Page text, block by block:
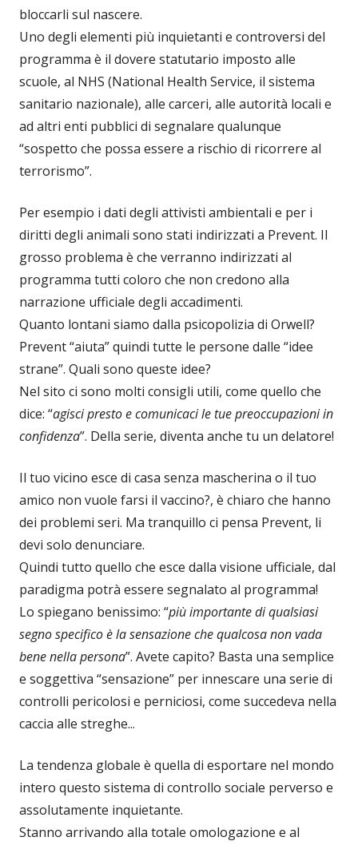
bloccarli sul nascere.
Uno degli elementi più inquietanti e controversi del
programma è il dovere statutario imposto alle
scuole, al NHS (National Health Service, il sistema
sanitario nazionale), alle carceri, alle autorità locali e
ad altri enti pubblici di segnalare qualunque
“sospetto che possa essere a rischio di ricorrere al
terrorismo”.
Per esempio i dati degli attivisti ambientali e per i
diritti degli animali sono stati indirizzati a Prevent. Il
grosso problema è che verranno indirizzati al
programma tutti coloro che non credono alla
narrazione ufficiale degli accadimenti.
Quanto lontani siamo dalla psicopolizia di Orwell?
Prevent “aiuta” quindi tutte le persone dalle “idee
strane”. Quali sono queste idee?
Nel sito ci sono molti consigli utili, come quello che
dice: “agisci presto e comunicaci le tue preoccupazioni in
confidenza”. Della serie, diventa anche tu un delatore!
Il tuo vicino esce di casa senza mascherina o il tuo
amico non vuole farsi il vaccino?, è chiaro che hanno
dei problemi seri. Ma tranquillo ci pensa Prevent, li
devi solo denunciare.
Quindi tutto quello che esce dalla visione ufficiale, dal
paradigma potrà essere segnalato al programma!
Lo spiegano benissimo: “più importante di qualsiasi
segno specifico è la sensazione che qualcosa non vada
bene nella persona”. Avete capito? Basta una semplice
e soggettiva “sensazione” per innescare una serie di
controlli pericolosi e perniciosi, come succedeva nella
caccia alle streghe...
La tendenza globale è quella di esportare nel mondo
intero questo sistema di controllo sociale perverso e
assolutamente inquietante.
Stanno arrivando alla totale omologazione e al